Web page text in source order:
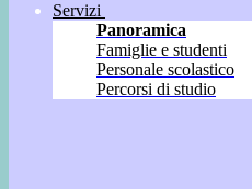
Servizi
Panoramica
Famiglie e studenti
Personale scolastico
Percorsi di studio